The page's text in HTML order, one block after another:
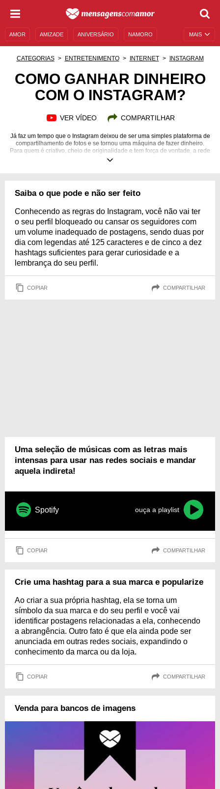
MAIS
AMOR AMIZADE ANIVERSÁRIO NAMORO
MENSAGENS E FRASES MENSAGENS DE ANIVERSÁRIO
CATEGORIAS ENTRETENIMENTO INTERNET INSTAGRAM
COMO GANHAR DINHEIRO
COM O INSTAGRAM?
VER VÍDEO COMPARTILHAR
Já faz um tempo que o Instagram deixou de ser uma simples plataforma de
compartilhamento de fotos e se tornou uma máquina de fazer dinheiro.
Para quem é criativo, cheio de originalidade e tem força de vontade, a rede
social é versátil e permite vender produtos, serviços, arte, entre muitas
seguir como ganhar dinheiro no Instagram.
Saiba o que pode e não ser feito
Conhecendo as regras do Instagram, você não vai ter
o seu perfil bloqueado ou cansar os seguidores com
um volume inadequado de postagens, sendo duas por
dia com legendas até 125 caracteres e de cinco a dez
hashtags suficientes para gerar curiosidade e a
lembrança do seu perfil.
COPIAR COMPARTILHAR
Uma seleção de músicas com as letras mais
intensas para usar nas redes sociais e mandar
aquela indireta!
Spotify ouça a playlist
COPIAR COMPARTILHAR
Crie uma hashtag para a sua marca e popularize
Ao criar a sua própria hashtag, ela se torna um
símbolo da sua marca e do seu perfil e você vai
identificar postagens relacionadas a ela, conhecendo
a abrangência. Outro fato é que ela ainda pode ser
anunciada em outras redes sociais, expandindo o
conhecimento da marca ou da loja.
COPIAR COMPARTILHAR
Venda para bancos de imagens